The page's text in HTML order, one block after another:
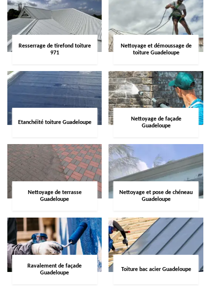
Resserrage de tirefond toiture
971
Nettoyage et démoussage de
toiture Guadeloupe
Etanchéité toiture Guadeloupe
Nettoyage de façade
Guadeloupe
Nettoyage de terrasse
Guadeloupe
Nettoyage et pose de chéneau
Guadeloupe
Ravalement de façade
Guadeloupe
Toiture bac acier Guadeloupe